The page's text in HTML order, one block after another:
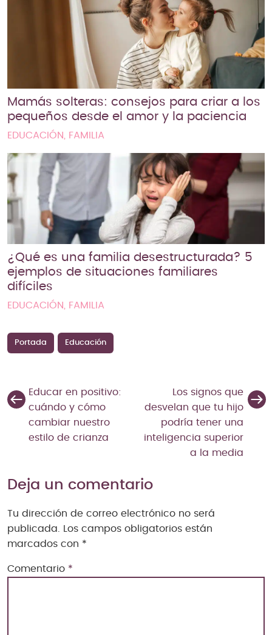
Mamás solteras: consejos para criar a los
pequeños desde el amor y la paciencia
EDUCACIÓN, FAMILIA
¿Qué es una familia desestructurada? 5
ejemplos de situaciones familiares
difíciles
EDUCACIÓN, FAMILIA
Portada Educación
Educar en positivo:
cuándo y cómo
cambiar nuestro
estilo de crianza
Los signos que
desvelan que tu hijo
podría tener una
inteligencia superior
a la media
Deja un comentario
Tu dirección de correo electrónico no será
publicada.
Los campos obligatorios están
marcados con *
Comentario *